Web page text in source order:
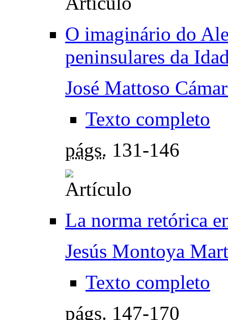
O imaginário do
peninsulares da
José Mattoso
Texto completo
págs. 131-146
La norma retórica
Jesús Montoya
Texto completo
págs. 147-170